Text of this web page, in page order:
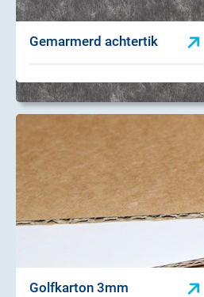
Gemarmerd achtertik
Golfkarton 3mm